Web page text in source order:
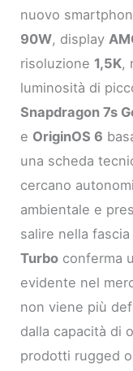
nuovo
90W, display
risoluzione 1,5K,
luminosità di
Snapdragon 7s
e OriginOS 6
una scheda
cercano
ambientale e
salire nella
Turbo conferma
evidente nel
non viene più
dalla capacità di
prodotti rugged